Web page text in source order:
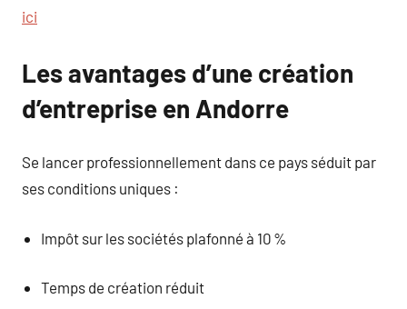
ici
Les avantages d’une création
d’entreprise en Andorre
Se lancer professionnellement dans ce pays séduit par
ses conditions uniques :
Impôt sur les sociétés plafonné à 10 %
Temps de création réduit